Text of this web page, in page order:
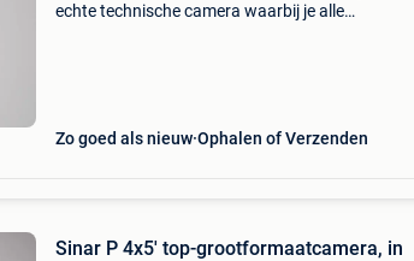
echte technische camera waarbij je alle
Zo goed als nieuw Ophalen of Verzenden
Sinar P 4x5' top-grootformaatcamera, in